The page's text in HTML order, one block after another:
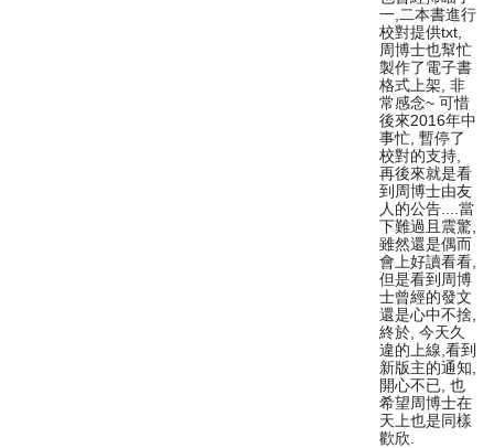
一,二本書進行
校對提供txt,
周博士也幫忙
製作了電子書
格式上架, 非
常感念~ 可惜
後來2016年中
事忙, 暫停了
校對的支持,
再後來就是看
到周博士由友
人的公告....當
下難過且震驚,
雖然還是偶而
會上好讀看看,
但是看到周博
士曾經的發文
還是心中不捨,
終於, 今天久
違的上線,看到
新版主的通知,
開心不已, 也
希望周博士在
天上也是同樣
歡欣.